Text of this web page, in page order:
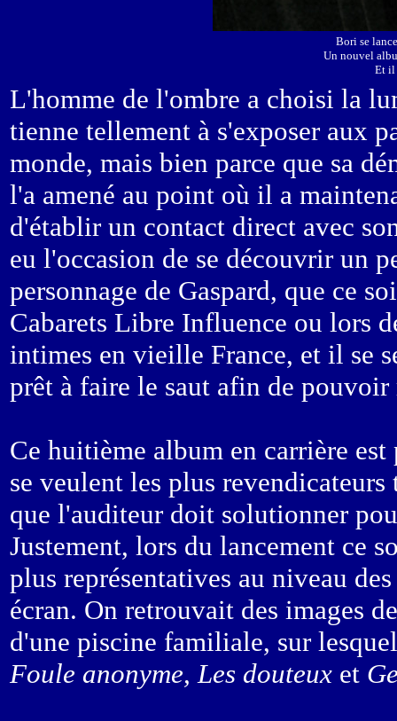
Bori se
Un nouvel
Et il
L'homme de l'ombre a choisi la
tienne tellement à s'exposer aux
monde, mais bien parce que sa
l'a amené au point où il a
d'établir un contact direct avec
eu l'occasion de se découvrir un
personnage de Gaspard, que ce
Cabarets Libre Influence ou lors
intimes en vieille France, et il se
prêt à faire le saut afin de
Ce huitième album en carrière
se veulent les plus
que l'auditeur doit solutionner
Justement, lors du lancement ce
plus représentatives au niveau
écran. On retrouvait des images
d'une piscine familiale, sur
Foule anonyme, Les douteux et